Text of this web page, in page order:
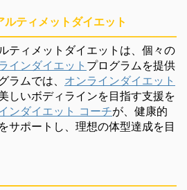
ティメットダイエット
ティメットダイエットは、個々の
インダイエット プログラムを提供
ラムでは、 オンラインダイエット
しいボディラインを目指す支援を
ンダイエット コーチが、健康的
サポートし、理想の体型達成を目